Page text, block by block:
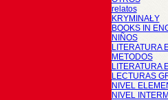
relatos
KRYMINAŁY
BOOKS IN
NIÑOS
LITERATURA
METODOS
LITERATURA
LECTURAS
NIVEL
NIVEL